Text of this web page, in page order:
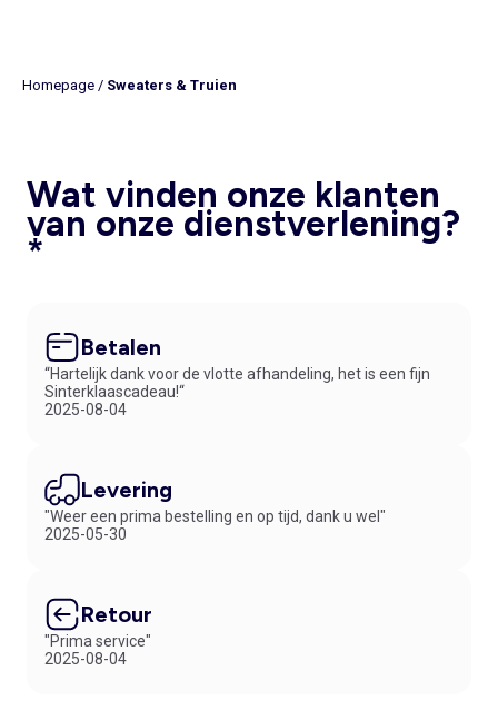
Homepage / Sweaters & Truien
Wat vinden onze klanten
van onze dienstverlening?
*
Betalen
“Hartelijk dank voor de vlotte afhandeling, het is een fijn
Sinterklaascadeau!“
2025-08-04
Levering
"Weer een prima bestelling en op tijd, dank u wel"
2025-05-30
Retour
"Prima service"
2025-08-04